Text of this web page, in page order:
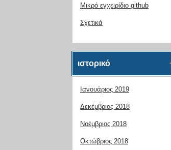
Μικρό εγχειρίδιο github
Σχετικά
ιστορικό
Ιανουάριος 2019
Δεκέμβριος 2018
Νοέμβριος 2018
Οκτώβριος 2018